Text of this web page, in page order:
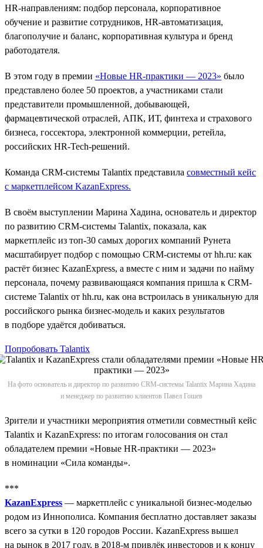
HR-направлениям: подбор персонала, корпоративное
обучение и развитие сотрудников, HR-автоматизация,
благополучие и баланс, корпоративная культура и бренд
работодателя.
В этом году в премии «Новые HR-практики — 2023» было
представлено более 50 проектов, а участниками стали
представители промышленной, добывающей,
фармацевтической отраслей, АПК, ИТ, финтеха и страхового
бизнеса, госсектора, электронной коммерции, ретейла,
российских HR-Tech-решений.
Команда CRM-системы Talantix представила совместный кейс
с маркетплейсом KazanExpress.
В своём выступлении Марина Хадина, основатель и директор
по развитию CRM-системы Talantix, показала, как
маркетплейс из топ-30 самых дорогих компаний Рунета
масштабирует подбор c помощью CRM-системы от hh.ru: как
растёт бизнес KazanExpress, а вместе с ним и задачи по найму
персонала, почему развивающаяся компания пришла к CRM-
системе Talantix от hh.ru, как она встроилась в уникальную для
российского рынка бизнес-модель и каких результатов
в подборе удаётся добиваться.
Попробовать Talantix
На фото основатель и директор по развитию CRM-системы Talantix Марина Хадина
и менеджер по развитию клиентов Павел Гошев
Зрители и участники мероприятия отметили совместный кейс
Talantix и KazanExpress: по итогам голосования он стал
обладателем премии «Новые HR-практики — 2023»
в номинации «Сила команды».
***
KazanExpress — маркетплейс с уникальной бизнес-моделью
родом из Иннополиса. Компания бесплатно доставляет заказы
всего за сутки в 120 городов России. KazanExpress вышел
на рынок в 2017 году, в 2018‑м привлёк инвесторов и к концу